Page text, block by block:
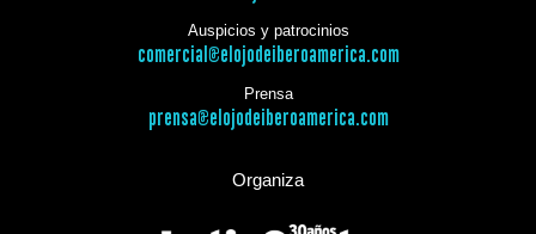
Auspicios y patrocinios
comercial@elojodeiberoamerica.com
Prensa
prensa@elojodeiberoamerica.com
Organiza